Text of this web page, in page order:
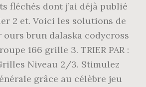
fléchés dont j’ai déjà publié
2 et. Voici les solutions de
ours brun dalaska codycross
166 grille 3. TRIER PAR :
Niveau 2/3. Stimulez
grâce au célèbre jeu